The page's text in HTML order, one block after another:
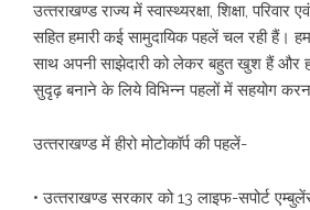
उत्‍तराखण्‍ड राज्‍य में स्‍वास्‍थ्‍यरक्षा, शिक्षा, परिवार
सहित हमारी कई सामुदायिक पहलें चल रही हैं।
साथ अपनी साझेदारी को लेकर बहुत खुश हैं और
सुदृढ़ बनाने के लिये विभिन्‍न पहलों में सहयोग
उत्‍तराखण्‍ड में हीरो मोटोकॉर्प की पहलें-
• उत्‍तराखण्‍ड सरकार को 13 लाइफ-सपोर्ट